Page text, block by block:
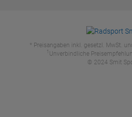
* Preisangaben inkl. gesetzl. MwSt.
1 Unverbindliche
© 2024 Smit